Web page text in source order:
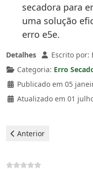
secadora para
uma solução
erro e5e.
Detalhes Escrito por:
Categoria: Erro
Publicado em 05
Atualizado em 01
Artigo anterior: Aeg
Anterior